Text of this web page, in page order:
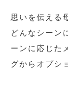
思いを伝える
どんなシーン
ーンに応じた
グからオプシ